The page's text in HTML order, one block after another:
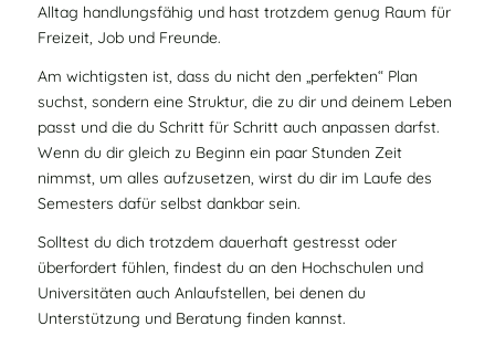
Alltag handlungsfähig und hast trotzdem genug Raum für
Freizeit, Job und Freunde.
Am wichtigsten ist, dass du nicht den „perfekten“ Plan
suchst, sondern eine Struktur, die zu dir und deinem Leben
passt und die du Schritt für Schritt auch anpassen darfst.
Wenn du dir gleich zu Beginn ein paar Stunden Zeit
nimmst, um alles aufzusetzen, wirst du dir im Laufe des
Semesters dafür selbst dankbar sein.
Solltest du dich trotzdem dauerhaft gestresst oder
überfordert fühlen, findest du an den Hochschulen und
Universitäten auch Anlaufstellen, bei denen du
Unterstützung und Beratung finden kannst.